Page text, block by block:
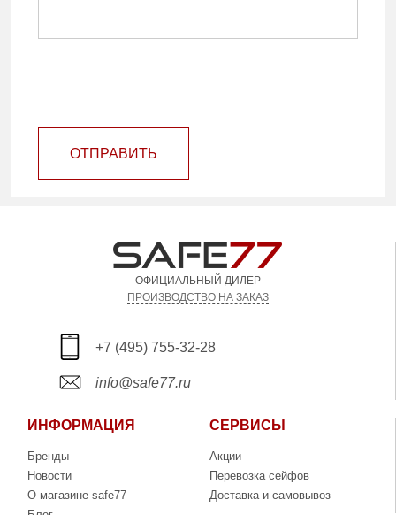
ОТПРАВИТЬ
ОФИЦИАЛЬНЫЙ ДИЛЕР
ПРОИЗВОДСТВО НА ЗАКАЗ
+7 (495) 755-32-28
info@safe77.ru
ИНФОРМАЦИЯ
Бренды
Новости
О магазине safe77
СЕРВИСЫ
Акции
Перевозка сейфов
Доставка и самовывоз